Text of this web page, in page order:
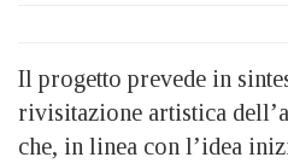
Il progetto prevede in
rivisitazione artistica
che, in linea con l’idea